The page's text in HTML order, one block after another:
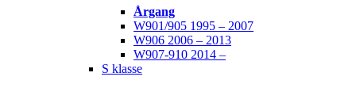
Årgang
W901/905 1995 – 2007
W906 2006 – 2013
W907-910 2014 –
S klasse